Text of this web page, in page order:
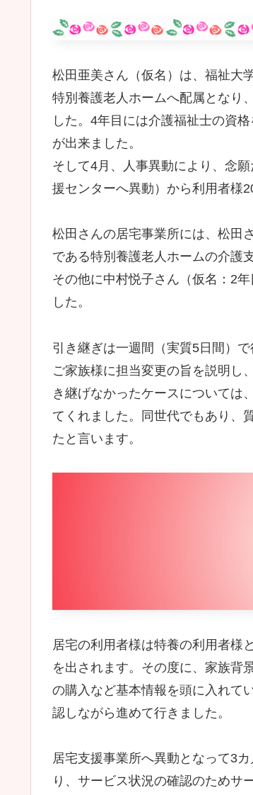
松田亜美さん（仮名）は、福祉大
特別養護老人ホームへ配属となり
した。4年目には介護福祉士の資
が出来ました。
そして4月、人事異動により、念
援センターへ異動）から利用者様
松田さんの居宅事業所には、松田
である特別養護老人ホームの介護
その他に中村悦子さん（仮名：2
した。
引き継ぎは一週間（実質5日間）
ご家族様に担当変更の旨を説明し
き継げなかったケースについては
てくれました。同世代でもあり、
たと言います。
居宅の利用者様は特養の利用者様
を出されます。その度に、家族背
の購入など基本情報を頭に入れて
認しながら進めて行きました。
居宅支援事業所へ異動となって3
り、サービス状況の確認のためサ